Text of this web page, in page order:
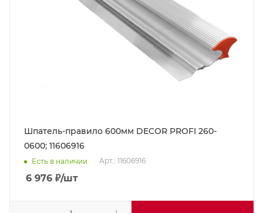
Шпатель-правило 600мм DECOR PROFI 260-
0600; 11606916
Есть в наличии Арт.: 11606916
6 976 ₽/шт